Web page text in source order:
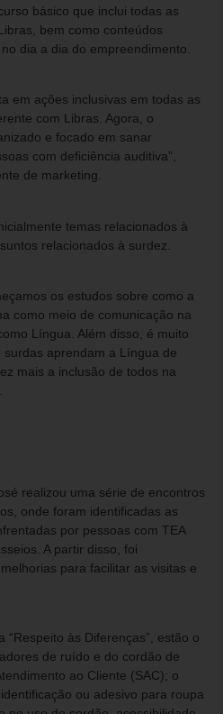
básico que inclui todas as
bem como conteúdos
dia a dia do empreendimento.
em ações inclusivas em todas as
com Libras. Agora, o
e focado em sanar
com deficiência auditiva”,
de marketing.
temas relacionados à
relacionados à surdez.
os estudos sobre como a
como meio de comunicação na
Língua. Além disso, é muito
aprendam a Língua de
mais a inclusão de todos na
realizou uma série de encontros
onde foram identificadas as
por pessoas com TEA
A partir disso, foi
para facilitar as visitas e
“Respeito às Diferenças”, estão o
de ruído e do cordão de
ao Cliente (SAC); o
ou adesivo para roupa